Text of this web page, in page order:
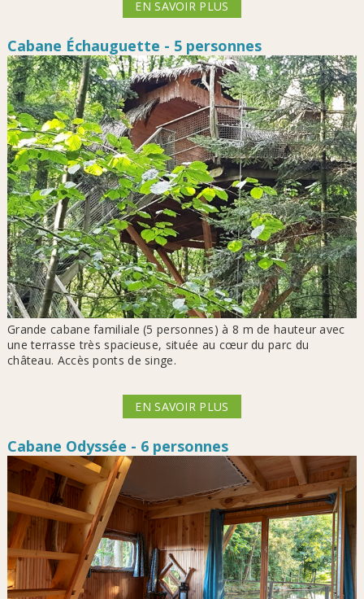
EN SAVOIR PLUS
Cabane Échauguette - 5 personnes
Grande cabane familiale (5 personnes) à 8 m de hauteur avec
une terrasse très spacieuse, située au cœur du parc du
château. Accès ponts de singe.
EN SAVOIR PLUS
Cabane Odyssée - 6 personnes